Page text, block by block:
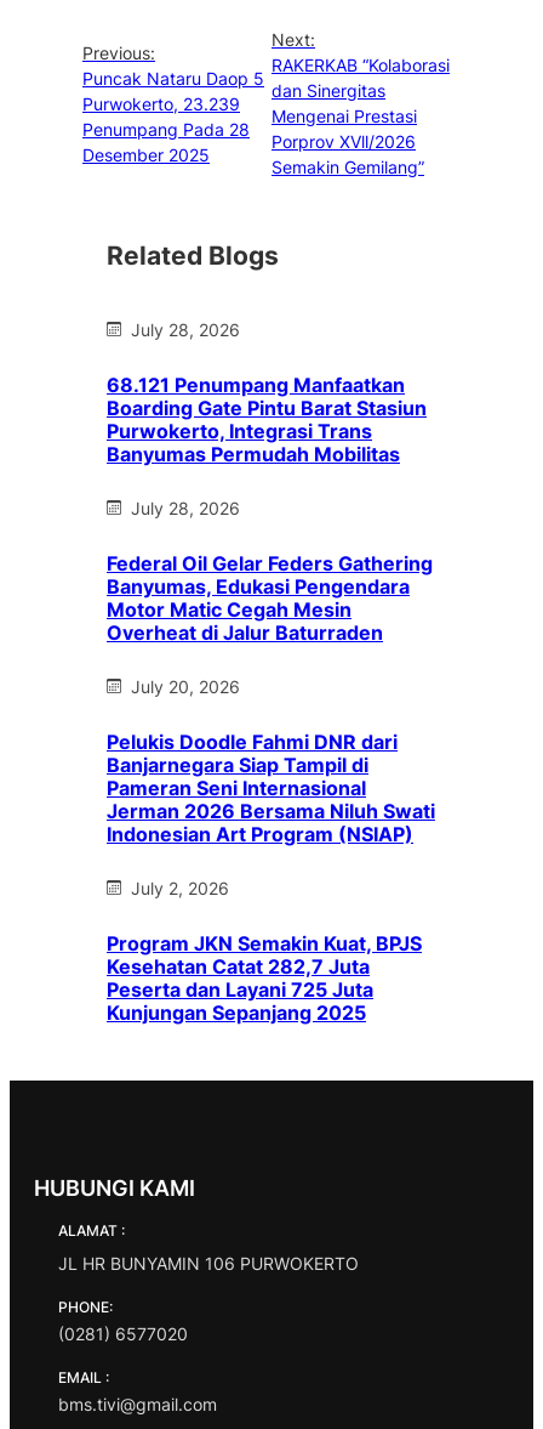
Previous:
Puncak Nataru Daop 5
Purwokerto, 23.239
Penumpang Pada 28
Desember 2025
Next:
RAKERKAB “Kolaborasi
dan Sinergitas
Mengenai Prestasi
Porprov XVll/2026
Semakin Gemilang”
Related Blogs
July 28, 2026
68.121 Penumpang Manfaatkan
Boarding Gate Pintu Barat Stasiun
Purwokerto, Integrasi Trans
Banyumas Permudah Mobilitas
July 28, 2026
Federal Oil Gelar Feders Gathering
Banyumas, Edukasi Pengendara
Motor Matic Cegah Mesin
Overheat di Jalur Baturraden
July 20, 2026
Pelukis Doodle Fahmi DNR dari
Banjarnegara Siap Tampil di
Pameran Seni Internasional
Jerman 2026 Bersama Niluh Swati
Indonesian Art Program (NSIAP)
July 2, 2026
Program JKN Semakin Kuat, BPJS
Kesehatan Catat 282,7 Juta
Peserta dan Layani 725 Juta
Kunjungan Sepanjang 2025
HUBUNGI KAMI
ALAMAT :
JL HR BUNYAMIN 106 PURWOKERTO
PHONE:
(0281) 6577020
EMAIL :
bms.tivi@gmail.com